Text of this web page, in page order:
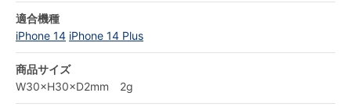
適合機種
iPhone 14 iPhone 14 Plus
商品サイズ
W30×H30×D2mm 2g